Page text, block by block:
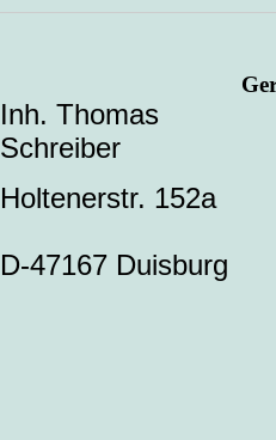
Inh. Thomas
Schreiber
Holtenerstr. 152a
D-47167 Duisburg